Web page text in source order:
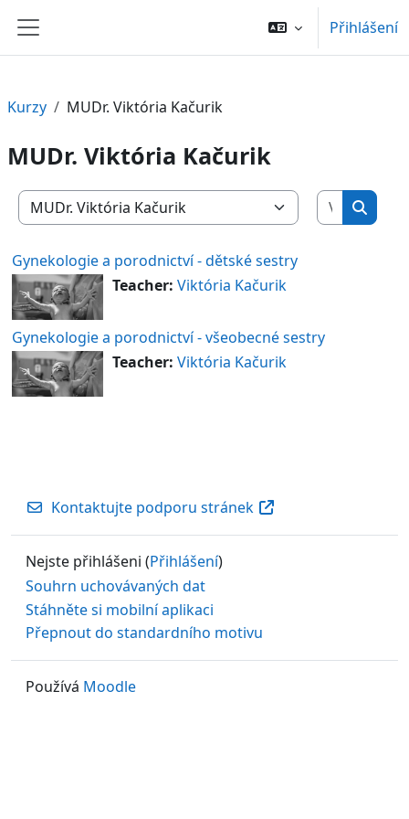
Boční panel
Přihlášení
Kurzy MUDr. Viktória Kačurik
MUDr. Viktória Kačurik
Kategorie kurzů
Gynekologie a porodnictví - dětské sestry
Teacher: Viktória Kačurik
Gynekologie a porodnictví - všeobecné sestry
Teacher: Viktória Kačurik
Kontaktujte podporu stránek
Nejste přihlášeni (Přihlášení)
Souhrn uchovávaných dat
Stáhněte si mobilní aplikaci
Přepnout do standardního motivu
Používá Moodle